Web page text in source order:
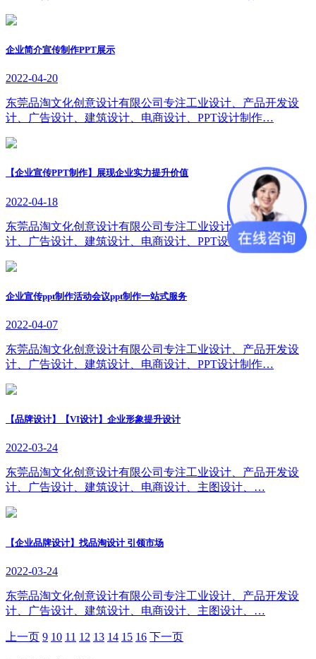
企业简介宣传制作PPT展示
2022-04-20
东莞品淘文化创意设计有限公司专注工业设计、产品开发设
计、广告设计、建筑设计、电商设计、PPT设计制作…
【企业宣传PPT制作】展现企业实力提升价值
2022-04-18
东莞品淘文化创意设计有限公司专注工业设计、产品开发设
计、广告设计、建筑设计、电商设计、PPT设计制作…
企业宣传ppt制作活动会议ppt制作一站式服务
2022-04-07
东莞品淘文化创意设计有限公司专注工业设计、产品开发设
计、广告设计、建筑设计、电商设计、PPT设计制作…
【品牌设计】【VI设计】企业形象提升设计
2022-03-24
东莞品淘文化创意设计有限公司专注工业设计、产品开发设
计、广告设计、建筑设计、电商设计、主图设计、…
【企业品牌设计】找品淘设计 引领市场
2022-03-24
东莞品淘文化创意设计有限公司专注工业设计、产品开发设
计、广告设计、建筑设计、电商设计、主图设计、…
上一页 9 10 11 12 13 14 15 16 下一页